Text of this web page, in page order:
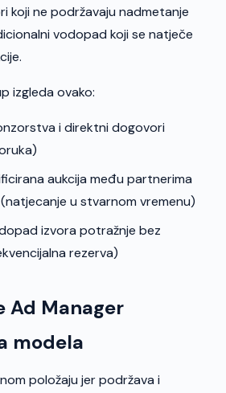
koji ne podržavaju nadmetanje
vodopad koji se natječe
izgleda ovako:
i direktni dogovori
aukcija među partnerima
u stvarnom vremenu)
izvora potražnje bez
rezerva)
Ad Manager
modela
položaju jer podržava i